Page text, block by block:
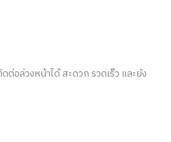
อล่วงหน้าได้ สะดวก รวดเร็ว และยัง